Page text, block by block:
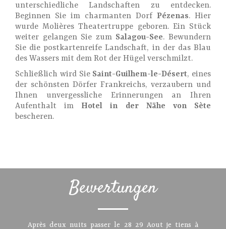
unterschiedliche Landschaften zu entdecken.
Beginnen Sie im charmanten Dorf Pézenas. Hier
wurde Molières Theatertruppe geboren. Ein Stück
weiter gelangen Sie zum Salagou-See. Bewundern
Sie die postkartenreife Landschaft, in der das Blau
des Wassers mit dem Rot der Hügel verschmilzt.
Schließlich wird Sie Saint-Guilhem-le-Désert, eines
der schönsten Dörfer Frankreichs, verzaubern und
Ihnen unvergessliche Erinnerungen an Ihren
Aufenthalt im Hotel in der Nähe von Sète
bescheren.
Bewertungen
Après deux nuits passer le 28 29 Aout je tiens à